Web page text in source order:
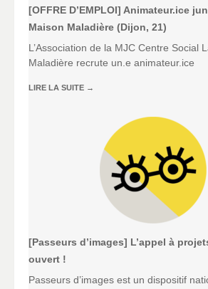
[OFFRE D’EMPLOI] Animateur.ice
Maison Maladière (Dijon, 21)
L’Association de la MJC Centre Social
Maladière recrute un.e animateur.ice
LIRE LA SUITE →
[Passeurs d’images] L’appel à
ouvert !
Passeurs d’images est un dispositif